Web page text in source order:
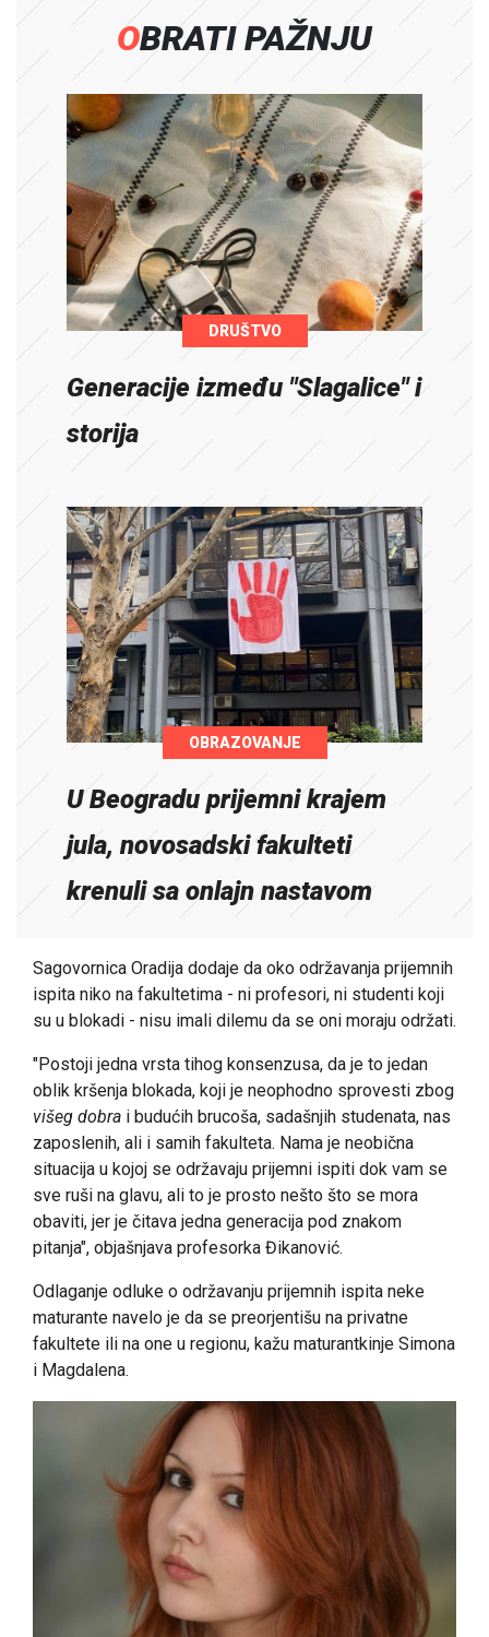
OBRATI PAŽNJU
DRUŠTVO
Generacije između "Slagalice" i
storija
OBRAZOVANJE
U Beogradu prijemni krajem
jula, novosadski fakulteti
krenuli sa onlajn nastavom
Sagovornica Oradija dodaje da oko održavanja prijemnih
ispita niko na fakultetima - ni profesori, ni studenti koji
su u blokadi - nisu imali dilemu da se oni moraju održati.
"Postoji jedna vrsta tihog konsenzusa, da je to jedan
oblik kršenja blokada, koji je neophodno sprovesti zbog
višeg dobra i budućih brucoša, sadašnjih studenata, nas
zaposlenih, ali i samih fakulteta. Nama je neobična
situacija u kojoj se održavaju prijemni ispiti dok vam se
sve ruši na glavu, ali to je prosto nešto što se mora
obaviti, jer je čitava jedna generacija pod znakom
pitanja", objašnjava profesorka Đikanović.
Odlaganje odluke o održavanju prijemnih ispita neke
maturante navelo je da se preorjentišu na privatne
fakultete ili na one u regionu, kažu maturantkinje Simona
i Magdalena.